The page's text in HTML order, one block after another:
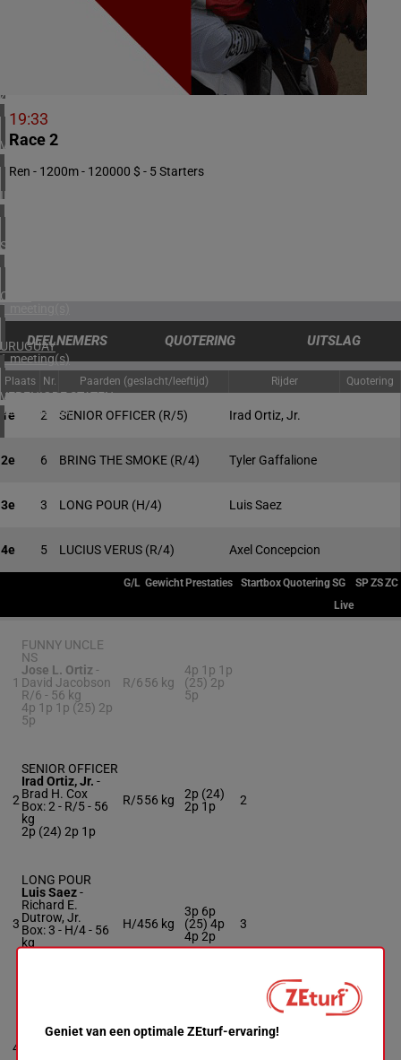
ZUID-AFRIKA
1 meeting(s)
VERENIGD KONINKRIJK
3 meeting(s)
IERLAND
2 meeting(s)
SPANJE
1 meeting(s)
CHILI
1 meeting(s)
URUGUAY
1 meeting(s)
VERENIGDE STATEN
4 meeting(s)
19:33
Race 2
Ren - 1200m - 120000 $ - 5 Starters
DEELNEMERS QUOTERING UITSLAG
Plaats Nr. Paarden (geslacht/leeftijd) Rijder Quotering
1e 2 SENIOR OFFICER (R/5) Irad Ortiz, Jr.
2e 6 BRING THE SMOKE (R/4) Tyler Gaffalione
3e 3 LONG POUR (H/4) Luis Saez
4e 5 LUCIUS VERUS (R/4) Axel Concepcion
G/L Gewicht Prestaties StartboxQuoteringSG SPZSZC
Live
1
FUNNY UNCLE
NS
Jose L. Ortiz -
David Jacobson
R/6 - 56 kg
4p 1p 1p (25) 2p
5p
R/656 kg
4p 1p 1p
(25) 2p
5p
2
SENIOR OFFICER
Irad Ortiz, Jr. -
Brad H. Cox
Box: 2 - R/5 - 56
kg
2p (24) 2p 1p
R/556 kg
2p (24)
2p 1p
2
3
LONG POUR
Luis Saez-
Richard E.
Dutrow, Jr.
Box: 3 - H/4 - 56
kg
H/456 kg
3p 6p
(25) 4p
4p 2p
3
4
Ben Curtis-
Geniet van een optimale ZEturf-ervaring!